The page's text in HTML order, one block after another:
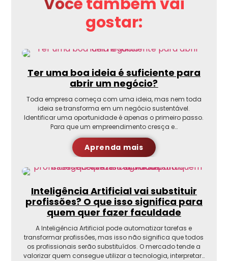
gostar:
Ter uma boa ideia é suficiente para
abrir um negócio?
Toda empresa começa com uma ideia, mas nem toda
ideia se transforma em um negócio sustentável.
Identificar uma oportunidade é apenas o primeiro passo.
Para que um empreendimento cresça e…
Aprenda mais
Inteligência Artificial vai substituir
profissões? O que isso significa para
quem quer fazer faculdade
A Inteligência Artificial pode automatizar tarefas e
transformar profissões, mas isso não significa que todos
os profissionais serão substituídos. O mercado tende a
valorizar quem consegue utilizar a tecnologia, interpretar…